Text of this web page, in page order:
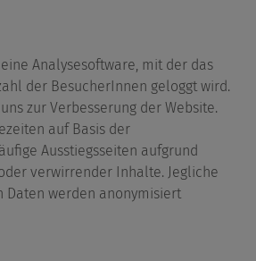
Analysesoftware, mit der das
der BesucherInnen geloggt wird.
zur Verbesserung der Website.
auf Basis der
Ausstiegsseiten aufgrund
verwirrender Inhalte. Jegliche
Daten werden anonymisiert